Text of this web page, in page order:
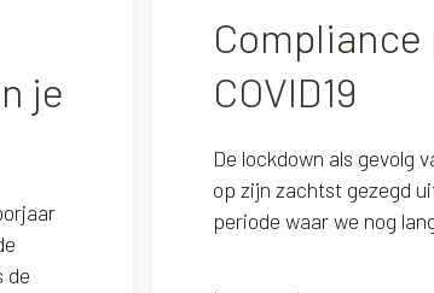
je
de
Compliance
COVID19
De lockdown als gevolg
op zijn zachtst gezegd
periode waar we nog